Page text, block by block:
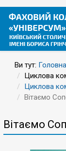
Ви тут: Головна
Циклова
Циклова
Вітаємо
Вітаємо